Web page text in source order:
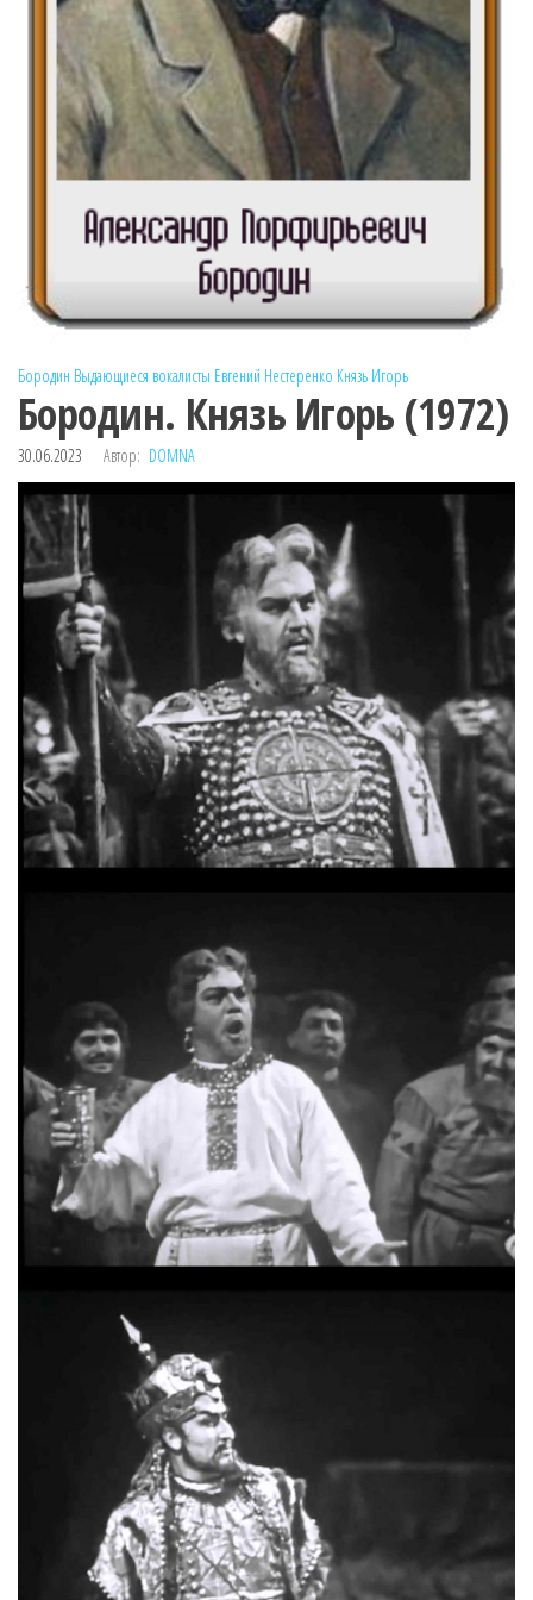
Бородин Выдающиеся вокалисты Евгений Нестеренко Князь Игорь
Бородин. Князь Игорь (1972)
30.06.2023 Автор: DOMNA